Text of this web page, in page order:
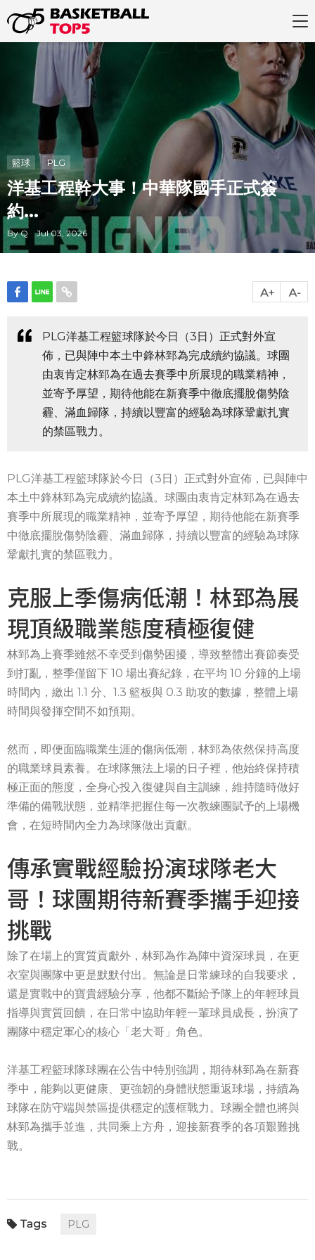
籃球 PLG
洋基工程幹大事！中華隊國手正式簽
約...
By Q Jul 03, 2026
PLG洋基工程籃球隊於今日（3日）正式對外宣
佈，已與陣中本土中鋒林郅為完成續約協議。球團
由衷肯定林郅為在過去賽季中所展現的職業精神，
並寄予厚望，期待他能在新賽季中徹底擺脫傷勢陰
霾、滿血歸隊，持續以豐富的經驗為球隊鞏獻扎實
的禁區戰力。
PLG洋基工程籃球隊於今日（3日）正式對外宣佈，已與陣中
本土中鋒林郅為完成續約協議。球團由衷肯定林郅為在過去
賽季中所展現的職業精神，並寄予厚望，期待他能在新賽季
中徹底擺脫傷勢陰霾、滿血歸隊，持續以豐富的經驗為球隊
鞏獻扎實的禁區戰力。
克服上季傷病低潮！林郅為展
現頂級職業態度積極復健
林郅為上賽季雖然不幸受到傷勢困擾，導致整體出賽節奏受
到打亂，整季僅留下 10 場出賽紀錄，在平均 10 分鐘的上場
時間內，繳出 1.1 分、1.3 籃板與 0.3 助攻的數據，整體上場
時間與發揮空間不如預期。
然而，即便面臨職業生涯的傷病低潮，林郅為依然保持高度
的職業球員素養。在球隊無法上場的日子裡，他始終保持積
極正面的態度，全身心投入復健與自主訓練，維持隨時做好
準備的備戰狀態，並精準把握住每一次教練團賦予的上場機
會，在短時間內全力為球隊做出貢獻。
傳承實戰經驗扮演球隊老大
哥！球團期待新賽季攜手迎接
挑戰
除了在場上的實質貢獻外，林郅為作為陣中資深球員，在更
衣室與團隊中更是默默付出。無論是日常練球的自我要求，
還是實戰中的寶貴經驗分享，他都不斷給予隊上的年輕球員
指導與實質回饋，在日常中協助年輕一輩球員成長，扮演了
團隊中穩定軍心的核心「老大哥」角色。
洋基工程籃球隊球團在公告中特別強調，期待林郅為在新賽
季中，能夠以更健康、更強韌的身體狀態重返球場，持續為
球隊在防守端與禁區提供穩定的護框戰力。球團全體也將與
林郅為攜手並進，共同乘上方舟，迎接新賽季的各項艱難挑
戰。
PLG